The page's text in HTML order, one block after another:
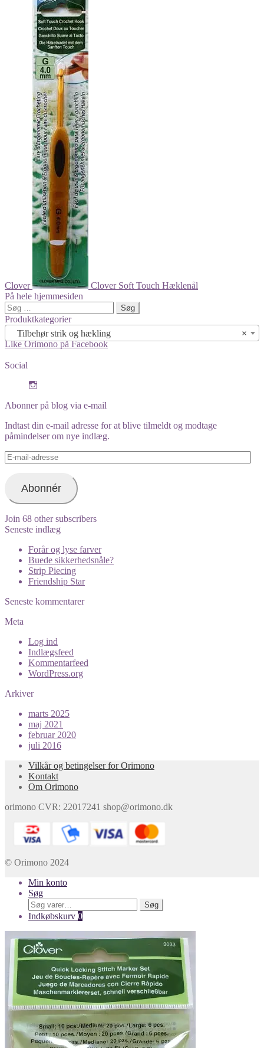
Clover
Clover Soft Touch Hæklenål
På hele hjemmesiden
Søg
efter:
Produktkategorier
×
Tilbehør strik og hækling
Like Orimono på Facebook
Social
profile
on
Instagram
Abonner på blog via e-mail
Indtast din e-mail adresse for at blive tilmeldt og modtage
påmindelser om nye indlæg.
E-
mail-
Abonnér
Join 68 other subscribers
Seneste indlæg
Forår og lyse farver
Buede sikkerhedsnåle?
Strip Piecing
Friendship Star
Seneste kommentarer
Meta
Log ind
Indlægsfeed
Kommentarfeed
WordPress.org
Arkiver
marts 2025
maj 2021
februar 2020
juli 2016
Vilkår og betingelser for Orimono
Kontakt
Om Orimono
orimono CVR: 22017241 shop@orimono.dk
© Orimono 2024
Min konto
Søg
Søg
efter:
Søg
Indkøbskurv 0